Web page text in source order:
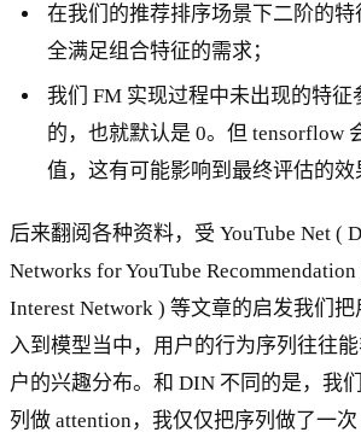
在我们的推荐排序场景下二阶的
全满足组合特征的需求；
我们 FM 实现过程中未出现的特
的，也就默认是 0。但 tensorflow
值，这有可能影响到最终评估的效
后来翻阅各种资料，受 YouTube Net (
Networks for YouTube
Interest Network ) 等文章的启发我们
入到模型当中，用户的行为序列往往
户的兴趣分布。和 DIN 不同的是，我
列做 attention，我仅仅把序列做了一次